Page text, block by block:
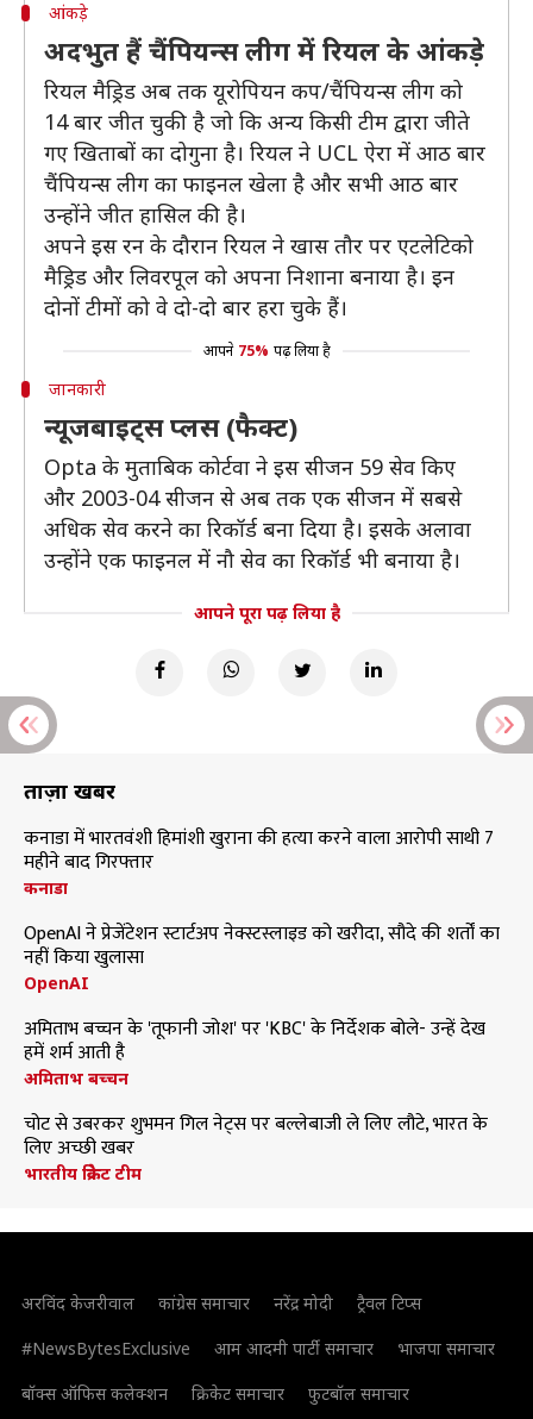
आंकड़े
अदभुत हैं चैंपियन्स लीग में रियल के आंकड़े
रियल मैड्रिड अब तक यूरोपियन कप/चैंपियन्स लीग को
14 बार जीत चुकी है जो कि अन्य किसी टीम द्वारा जीते
गए खिताबों का दोगुना है। रियल ने UCL ऐरा में आठ बार
चैंपियन्स लीग का फाइनल खेला है और सभी आठ बार
उन्होंने जीत हासिल की है।
अपने इस रन के दौरान रियल ने खास तौर पर एटलेटिको
मैड्रिड और लिवरपूल को अपना निशाना बनाया है। इन
दोनों टीमों को वे दो-दो बार हरा चुके हैं।
आपने 75% पढ़ लिया है
जानकारी
न्यूजबाइट्स प्लस (फैक्ट)
Opta के मुताबिक कोर्टवा ने इस सीजन 59 सेव किए
और 2003-04 सीजन से अब तक एक सीजन में सबसे
अधिक सेव करने का रिकॉर्ड बना दिया है। इसके अलावा
उन्होंने एक फाइनल में नौ सेव का रिकॉर्ड भी बनाया है।
आपने पूरा पढ़ लिया है
ताज़ा खबरें
कनाडा में भारतवंशी हिमांशी खुराना की हत्या करने वाला आरोपी साथी 7
महीने बाद गिरफ्तार
कनाडा
OpenAI ने प्रेजेंटेशन स्टार्टअप नेक्स्टस्लाइड को खरीदा, सौदे की शर्तों का
नहीं किया खुलासा
OpenAI
अमिताभ बच्चन के 'तूफानी जोश' पर 'KBC' के निर्देशक बोले- उन्हें देख
हमें शर्म आती है
अमिताभ बच्चन
चोट से उबरकर शुभमन गिल नेट्स पर बल्लेबाजी ले लिए लौटे, भारत के
लिए अच्छी खबर
भारतीय क्रिकेट टीम
अरविंद केजरीवाल कांग्रेस समाचार नरेंद्र मोदी
ट्रैवल टिप्स
#NewsBytesExclusive
आम आदमी पार्टी समाचार
भाजपा समाचार
बॉक्स ऑफिस कलेक्शन
क्रिकेट समाचार फुटबॉल समाचार